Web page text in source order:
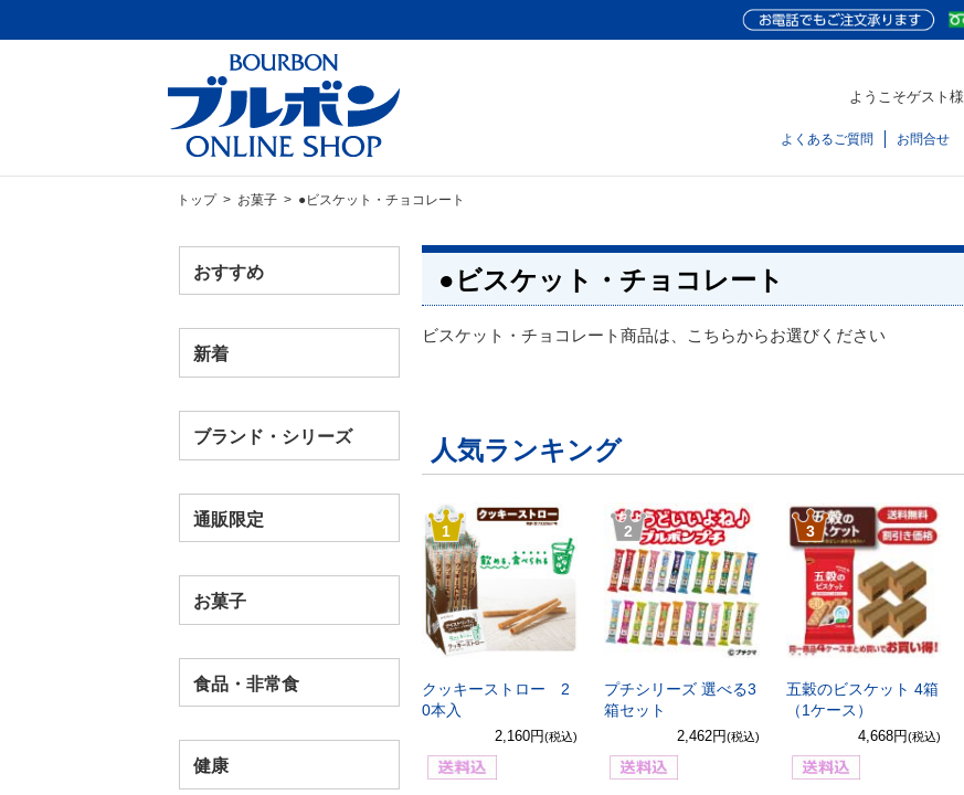
ようこそゲスト様
よくあるご質問 お問合せ
トップ> お菓子> ●ビスケット・チョコレート
おすすめ
新着
ブランド・シリーズ
通販限定
お菓子
食品・非常食
健康
●ビスケット・チョコレート
ビスケット・チョコレート商品は、こちらからお選びください
人気ランキング
1
クッキーストロー 2
0本入
2,160円(税込)
2
プチシリーズ 選べる3
箱セット
2,462円(税込)
3
五穀のビスケット 4箱
（1ケース）
4,668円(税込)